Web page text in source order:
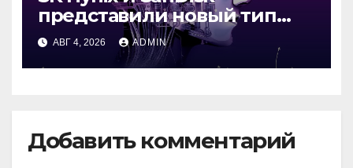
представили новый тип
промежуточной памяти
АВГ 4, 2026 ADMIN
Добавить комментарий